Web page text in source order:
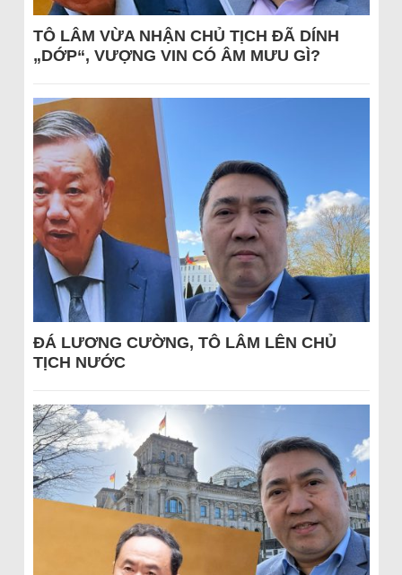
TÔ LÂM VỪA NHẬN CHỦ TỊCH ĐÃ DÍNH
„DỚP“, VƯỢNG VIN CÓ ÂM MƯU GÌ?
ĐÁ LƯƠNG CƯỜNG, TÔ LÂM LÊN CHỦ
TỊCH NƯỚC